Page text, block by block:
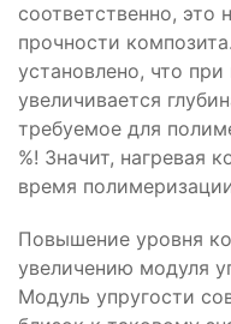
соответственно, это
прочности
установлено, что
увеличивается
требуемое для
%! Значит, нагревая
время
Повышение уровня
увеличению модуля
Модуль упругости